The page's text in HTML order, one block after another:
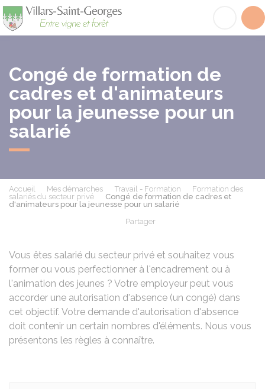
Congé de formation de
cadres et d'animateurs
pour la jeunesse pour un
salarié
Accueil Mes démarches Travail - Formation
Formation des
salariés du secteur privé
Congé de formation de cadres et
d'animateurs pour la jeunesse pour un salarié
Partager
Vous êtes salarié du secteur privé et souhaitez vous
former ou vous perfectionner à l'encadrement ou à
l'animation des jeunes ? Votre employeur peut vous
accorder une autorisation d'absence (un congé) dans
cet objectif. Votre demande d'autorisation d'absence
doit contenir un certain nombres d'éléments. Nous vous
présentons les règles à connaître.